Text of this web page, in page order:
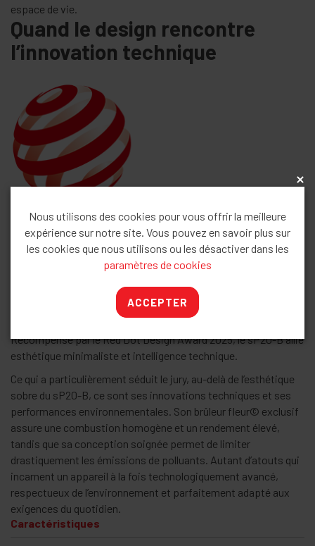
espace de vie.
Quand le design rencontre
l’innovation technique
Récompensé par le Red Dot Design Award 2025, le sP20-B allie
esthétique minimaliste et intelligence technique.
Ce qui a particulièrement séduit le jury, au-delà de l’esthétique
sobre du sP20-B, ce sont ses innovations techniques et ses
performances environnementales. Son brûleur fleur© exclusif
assure une combustion homogène et un rendement élevé,
tandis que sa conception soignée permet de limiter
drastiquement les émissions de polluants. Autant d’atouts qui
incarnent un appareil à la fois technologiquement avancé,
respectueux de l’environnement et parfaitement adapté aux
exigences du quotidien.
Caractéristiques
x
Nous utilisons des cookies pour vous offrir la meilleure
expérience sur notre site. Vous pouvez en savoir plus sur
les cookies que nous utilisons ou les désactiver dans les
paramètres de cookies
ACCEPTER